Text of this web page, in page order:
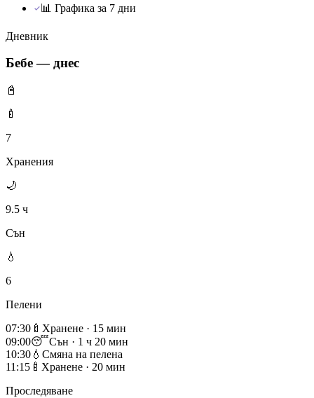
📊 Графика за 7 дни
Дневник
Бебе — днес
📓
🍼
7
Хранения
🌙
9.5 ч
Сън
💧
6
Пелени
07:30 🍼 Хранене · 15 мин
09:00😴Сън · 1 ч 20 мин
10:30 💧 Смяна на пелена
11:15 🍼 Хранене · 20 мин
Проследяване